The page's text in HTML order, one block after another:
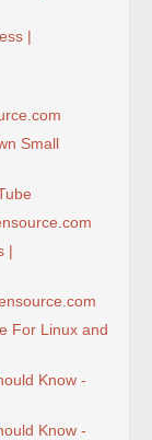
|
Small
|
For Linux and
Know -
Know -